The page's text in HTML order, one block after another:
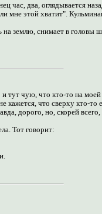
час, два, оглядывается
мне этой хватит".
землю, снимает в головы
тут чую, что кто-то на
кажется, что сверху кто-то
дорого, но, скорей всего,
Тот говорит: